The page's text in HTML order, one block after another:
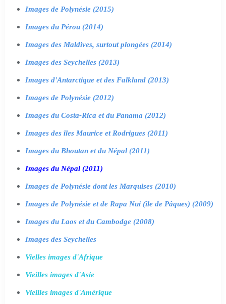
Images de Polynésie (2015)
Images du Pérou (2014)
Images des Maldives, surtout plongées (2014)
Images des Seychelles (2013)
Images d'Antarctique et des Falkland (2013)
Images de Polynésie (2012)
Images du Costa-Rica et du Panama (2012)
Images des îles Maurice et Rodrigues (2011)
Images du Bhoutan et du Népal (2011)
Images du Népal (2011)
Images de Polynésie dont les Marquises (2010)
Images de Polynésie et de Rapa Nui (île de Pâques) (2009)
Images du Laos et du Cambodge (2008)
Images des Seychelles
Vielles images d'Afrique
Vieilles images d'Asie
Vieilles images d'Amérique